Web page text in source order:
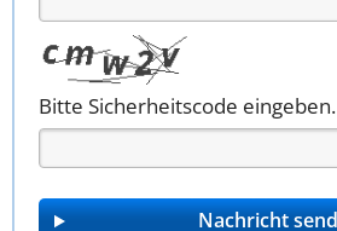
Bitte Sicherheitscode eingeben.